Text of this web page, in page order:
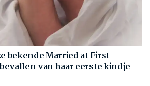
bekende Married at First-
van haar eerste kindje